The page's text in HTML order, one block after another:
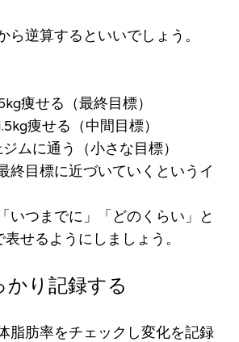
ら逆算するといいでしょう。
痩せる（最終目標）
痩せる（中間目標）
ムに通う（小さな目標）
終目標に近づいていくというイ
いつまでに」「どのくらい」と
表せるように しましょう。
かり記録する
脂肪率をチェックし変化を記録